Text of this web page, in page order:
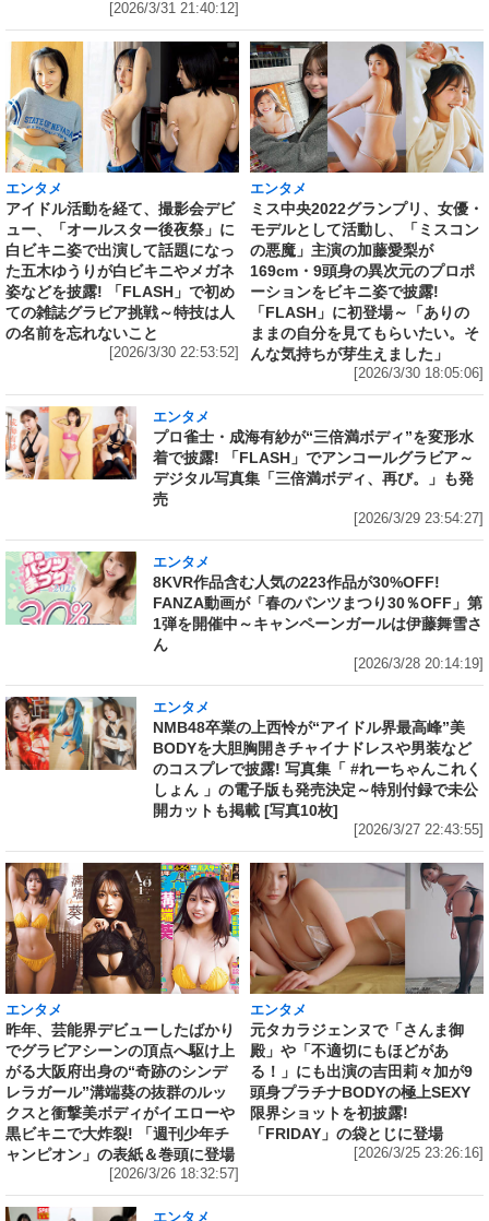
[2026/3/31 21:40:12]
エンタメ
アイドル活動を経て、撮影会デビ
ュー、「オールスター後夜祭」に
白ビキニ姿で出演して話題になっ
た五木ゆうりが白ビキニやメガネ
姿などを披露! 「FLASH」で初め
ての雑誌グラビア挑戦～特技は人
の名前を忘れないこと
[2026/3/30 22:53:52]
エンタメ
ミス中央2022グランプリ、女優・
モデルとして活動し、「ミスコン
の悪魔」主演の加藤愛梨が
169cm・9頭身の異次元のプロポ
ーションをビキニ姿で披露!
「FLASH」に初登場～「ありの
ままの自分を見てもらいたい。そ
んな気持ちが芽生えました」
[2026/3/30 18:05:06]
エンタメ
プロ雀士・成海有紗が“三倍満ボディ”を変形水
着で披露! 「FLASH」でアンコールグラビア～
デジタル写真集「三倍満ボディ、再び。」も発
売
[2026/3/29 23:54:27]
エンタメ
8KVR作品含む人気の223作品が30%OFF!
FANZA動画が「春のパンツまつり30％OFF」第
1弾を開催中～キャンペーンガールは伊藤舞雪さ
ん
[2026/3/28 20:14:19]
エンタメ
NMB48卒業の上西怜が“アイドル界最高峰”美
BODYを大胆胸開きチャイナドレスや男装など
のコスプレで披露! 写真集「 #れーちゃんこれく
しょん 」の電子版も発売決定～特別付録で未公
開カットも掲載 [写真10枚]
[2026/3/27 22:43:55]
エンタメ
昨年、芸能界デビューしたばかり
でグラビアシーンの頂点へ駆け上
がる大阪府出身の“奇跡のシンデ
レラガール”溝端葵の抜群のルッ
クスと衝撃美ボディがイエローや
黒ビキニで大炸裂! 「週刊少年チ
ャンピオン」の表紙＆巻頭に登場
[2026/3/26 18:32:57]
エンタメ
元タカラジェンヌで「さんま御
殿」や「不適切にもほどがあ
る！」にも出演の吉田莉々加が9
頭身プラチナBODYの極上SEXY
限界ショットを初披露!
「FRIDAY」の袋とじに登場
[2026/3/25 23:26:16]
エンタメ